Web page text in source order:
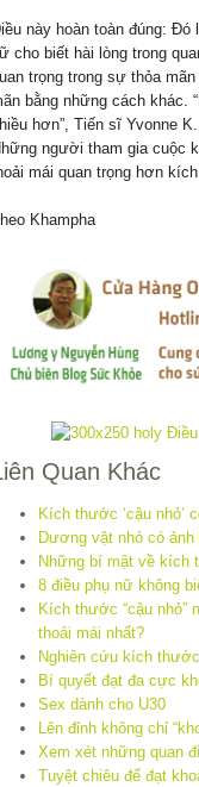
này hoàn toàn đúng: Đó
cho biết hài lòng trong
trọng trong sự thỏa
bằng những cách khác.
hơn”, Tiến sĩ Yvonne
người tham gia cuộc
mái quan trọng hơn
Khampha
Quan Khác
Kích thước ‘cậu nhỏ’
Dương vật nhỏ có
Những bí mật về kích
8 điều phụ nữ không
Kích thước “cậu nhỏ”
thoải mái nhất?
Nghiên cứu kích thước
Bí quyết đạt đa cực
Sex dành cho U30
Lên đỉnh không chỉ
Xem xét những quan
Tuyệt chiêu để đạt